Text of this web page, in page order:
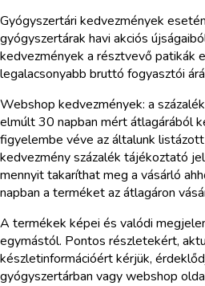
Gyógyszertári kedvezmények
gyógyszertárak havi akciós
kedvezmények a résztvevő
legalacsonyabb bruttó fogyasztói
Webshop kedvezmények: a
elmúlt 30 napban mért átlagárából
figyelembe véve az általunk
kedvezmény százalék tájékoztató
mennyit takaríthat meg a vásárló
napban a terméket az átlagáron
A termékek képei és valódi
egymástól. Pontos részletekért,
készletinformációért kérjük,
gyógyszertárban vagy webshop